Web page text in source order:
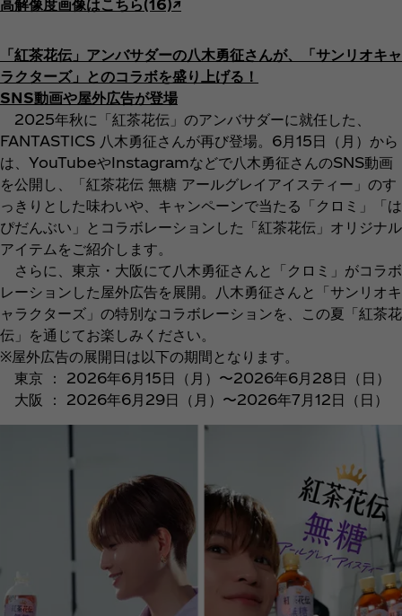
高解像度画像はこちら(16)↗︎
「紅茶花伝」アンバサダーの八木勇征さんが、「サンリオキャ
ラクターズ」とのコラボを盛り上げる！
SNS動画や屋外広告が登場
2025年秋に「紅茶花伝」のアンバサダーに就任した、
FANTASTICS 八木勇征さんが再び登場。6月15日（月）から
は、YouTubeやInstagramなどで八木勇征さんのSNS動画
を公開し、「紅茶花伝 無糖 アールグレイアイスティー」のす
っきりとした味わいや、キャンペーンで当たる「クロミ」「は
ぴだんぶい」とコラボレーションした「紅茶花伝」オリジナル
アイテムをご紹介します。
さらに、東京・大阪にて八木勇征さんと「クロミ」がコラボ
レーションした屋外広告を展開。八木勇征さんと「サンリオキ
ャラクターズ」の特別なコラボレーションを、この夏「紅茶花
伝」を通じてお楽しみください。
※屋外広告の展開日は以下の期間となります。
東京 ： 2026年6月15日（月）〜2026年6月28日（日）
大阪 ： 2026年6月29日（月）〜2026年7月12日（日）